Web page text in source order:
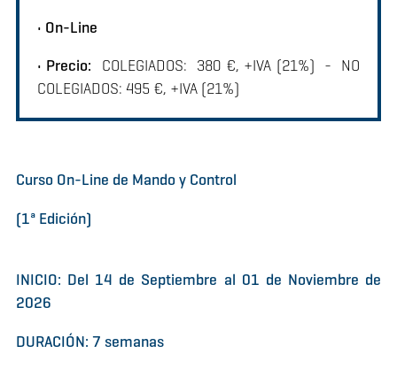
• On-Line
• Precio: COLEGIADOS: 380 €, +IVA (21%) - NO
COLEGIADOS: 495 €, +IVA (21%)
Curso On-Line de Mando y Control
(1ª Edición)
INICIO: Del 14 de Septiembre al 01 de Noviembre de
2026
DURACIÓN: 7 semanas